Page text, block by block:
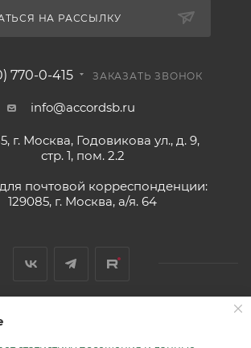
НА РАССЫЛКУ
770-0-415 ЗАКАЗАТЬ ЗВОНОК
info@accordsb.ru
г. Москва, Годовикова ул., д. 9,
стр. 1, пом. 2.2
почтовой корреспонденции:
129085, г. Москва, а/я. 64
Ваше внимание на то, что вся
размещенная на сайте, носит